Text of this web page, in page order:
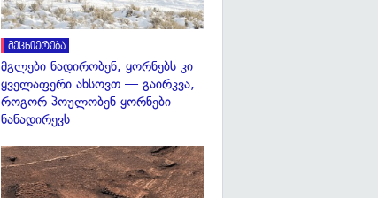
მეცნიერება
მგლები ნადირობენ, ყორნებს კი
ყველაფერი ახსოვთ — გაირკვა,
როგორ პოულობენ ყორნები
ნანადირევს